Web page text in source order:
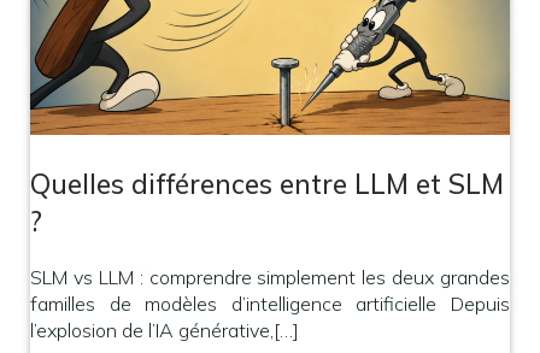
Quelles différences entre LLM et SLM
?
SLM vs LLM : comprendre simplement les deux grandes
familles de modèles d’intelligence artificielle Depuis
l’explosion de l’IA générative,[…]